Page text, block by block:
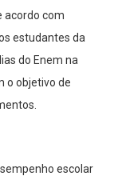
acordo com
estudantes da
do Enem na
o objetivo de
escolar